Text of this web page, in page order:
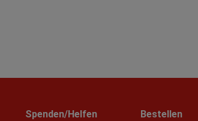
Spenden/Helfen
Bestellen